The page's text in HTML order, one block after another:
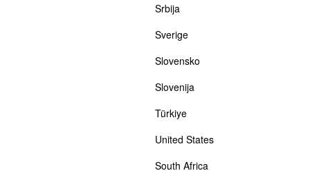
Srbija
Sverige
Slovensko
Slovenija
Türkiye
United States
South Africa